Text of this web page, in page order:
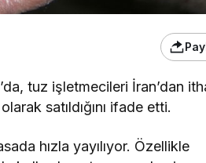
tuz işletmecileri İran’dan
satıldığını ifade etti.
hızla yayılıyor. Özellikle